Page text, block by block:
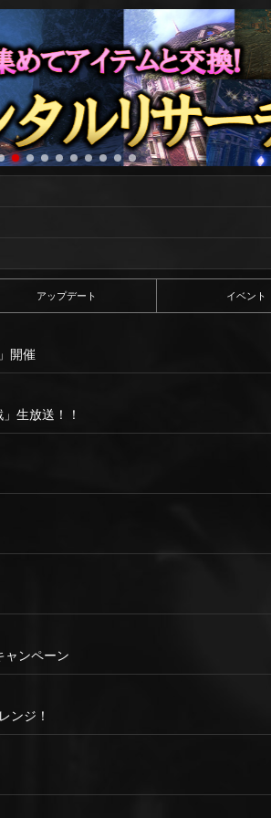
アップデート イベント
開催
生放送！！
ャンペーン
ンジ！